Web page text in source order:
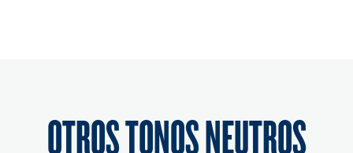
OTROS TONOS NEUTROS